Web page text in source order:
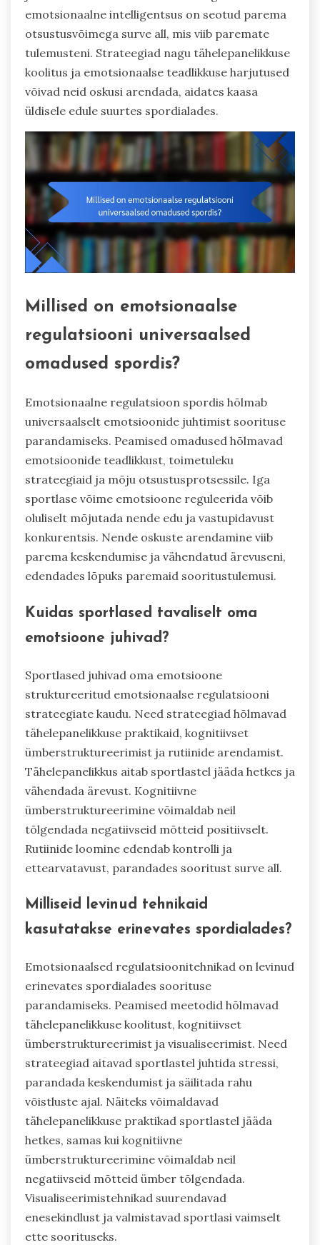
emotsionaalne intelligentsus on seotud parema
otsustusvõimega surve all, mis viib paremate
tulemusteni. Strateegiad nagu tähelepanelikkuse
koolitus ja emotsionaalse teadlikkuse harjutused
võivad neid oskusi arendada, aidates kaasa
üldisele edule suurtes spordialades.
Millised on emotsionaalse
regulatsiooni universaalsed
omadused spordis?
Emotsionaalne regulatsioon spordis hõlmab
universaalselt emotsioonide juhtimist soorituse
parandamiseks. Peamised omadused hõlmavad
emotsioonide teadlikkust, toimetuleku
strateegiaid ja mõju otsustusprotsessile. Iga
sportlase võime emotsioone reguleerida võib
oluliselt mõjutada nende edu ja vastupidavust
konkurentsis. Nende oskuste arendamine viib
parema keskendumise ja vähendatud ärevuseni,
edendades lõpuks paremaid sooritustulemusi.
Kuidas sportlased tavaliselt oma
emotsioone juhivad?
Sportlased juhivad oma emotsioone
struktureeritud emotsionaalse regulatsiooni
strateegiate kaudu. Need strateegiad hõlmavad
tähelepanelikkuse praktikaid, kognitiivset
ümberstruktureerimist ja rutiinide arendamist.
Tähelepanelikkus aitab sportlastel jääda hetkes ja
vähendada ärevust. Kognitiivne
ümberstruktureerimine võimaldab neil
tõlgendada negatiivseid mõtteid positiivselt.
Rutiinide loomine edendab kontrolli ja
ettearvatavust, parandades sooritust surve all.
Milliseid levinud tehnikaid
kasutatakse erinevates spordialades?
Emotsionaalsed regulatsioonitehnikad on levinud
erinevates spordialades soorituse
parandamiseks. Peamised meetodid hõlmavad
tähelepanelikkuse koolitust, kognitiivset
ümberstruktureerimist ja visualiseerimist. Need
strateegiad aitavad sportlastel juhtida stressi,
parandada keskendumist ja säilitada rahu
võistluste ajal. Näiteks võimaldavad
tähelepanelikkuse praktikad sportlastel jääda
hetkes, samas kui kognitiivne
ümberstruktureerimine võimaldab neil
negatiivseid mõtteid ümber tõlgendada.
Visualiseerimistehnikad suurendavad
enesekindlust ja valmistavad sportlasi vaimselt
ette soorituseks.